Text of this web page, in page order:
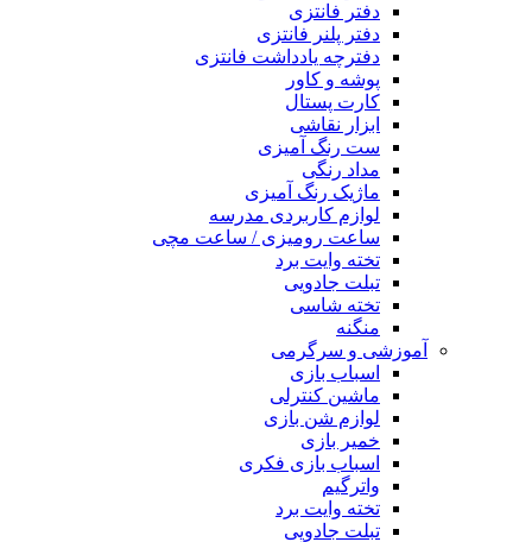
دفتر فانتزی
دفتر پلنر فانتزی
دفترچه یادداشت فانتزی
پوشه و کاور
کارت پستال
ابزار نقاشی
ست رنگ آمیزی
مداد رنگی
ماژیک رنگ آمیزی
لوازم کاربردی مدرسه
ساعت رومیزی / ساعت مچی
تخته وایت برد
تبلت جادویی
تخته شاسی
منگنه
آموزشی و سرگرمی
اسباب بازی
ماشین کنترلی
لوازم شن بازی
خمیر بازی
اسباب بازی فکری
واترگیم
تخته وایت برد
تبلت جادویی